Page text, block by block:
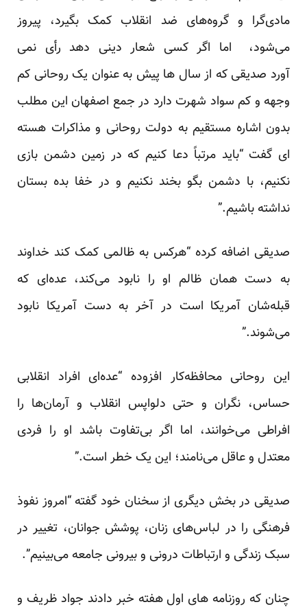
مادی‌گرا و گروه‌های ضد انقلاب کمک بگیرد، پیروز
می‌شود، اما اگر کسی شعار دینی دهد رأی نمی
آورد صدیقی که از سال ها پیش به عنوان یک روحانی کم
وجهه و کم سواد شهرت دارد در جمع اصفهان این مطلب
بدون اشاره مستقیم به دولت روحانی و مذاکرات هسته
ای گفت “باید مرتباً دعا کنیم که در زمین دشمن بازی
نکنیم، با دشمن بگو بخند نکنیم و در خفا بده‌ بستان
نداشته باشیم.”
صدیقی اضافه کرده “هرکس به ظالمی کمک کند خداوند
به دست‌‌ همان ظالم او را نابود می‌کند، عده‌ای که
قبله‌شان آمریکا است در آخر به دست آمریکا نابود
می‌شوند.”
این روحانی محافظه‌کار افزوده “عده‌ای افراد انقلابی
حساس، نگران و حتی دلواپس انقلاب و آرمان‌ها را
افراطی می‌خوانند، اما اگر بی‌تفاوت باشد او را فردی
معتدل و عاقل می‌نامند؛ این یک خطر است.”
صدیقی در بخش دیگری از سخنان خود گفته “امروز نفوذ
فرهنگی را در لباس‌های زنان، پوشش جوانان، تغییر در
سبک زندگی و ارتباطات درونی و بیرونی جامعه می‌بینیم”.
چنان که روزنامه های اول هفته خبر دادند جواد ظریف و